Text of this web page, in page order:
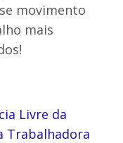
movimento
mais
Livre da
Trabalhadora